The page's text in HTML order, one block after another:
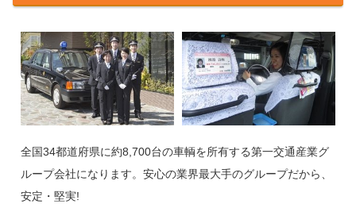
全国34都道府県に約8,700台の車輌を所有する第一交通産業グ
ループ会社になります。安心の業界最大手のグループだから、
安定・堅実!